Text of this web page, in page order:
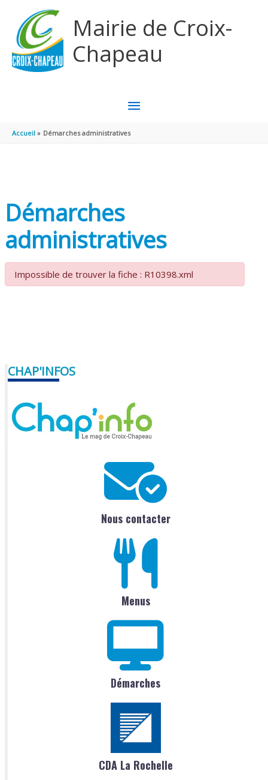
Mairie de Croix-
Chapeau
MENU
PRINCIPAL
Accueil Démarches administratives
Démarches
administratives
Impossible de trouver la fiche : R10398.xml
CHAP'INFOS
Nous contacter
Menus
Démarches
CDA La Rochelle